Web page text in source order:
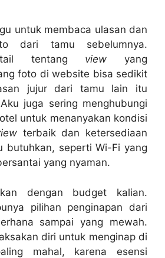
untuk membaca ulasan dan
dari tamu sebelumnya.
tentang view yang
foto di website bisa sedikit
jujur dari tamu lain itu
juga sering menghubungi
untuk menanyakan kondisi
terbaik dan ketersediaan
butuhkan, seperti Wi-Fi yang
yang nyaman.
dengan budget kalian.
pilihan penginapan dari
sampai yang mewah.
diri untuk menginap di
mahal, karena esensi